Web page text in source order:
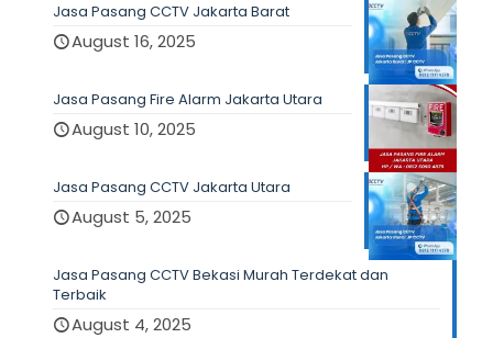
Jasa Pasang CCTV Jakarta Barat
August 16, 2025
Jasa Pasang Fire Alarm Jakarta Utara
August 10, 2025
Jasa Pasang CCTV Jakarta Utara
August 5, 2025
Jasa Pasang CCTV Bekasi Murah Terdekat dan
Terbaik
August 4, 2025